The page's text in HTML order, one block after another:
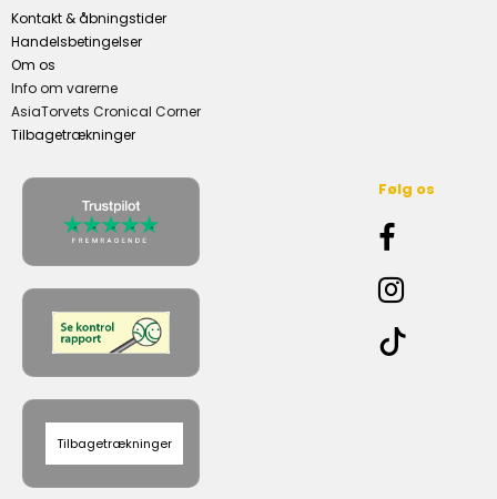
Kontakt & åbningstider
Handelsbetingelser
Om os
Info om varerne
AsiaTorvets Cronical Corner
Tilbagetrækninger
Tilbagetrækninger
Følg os